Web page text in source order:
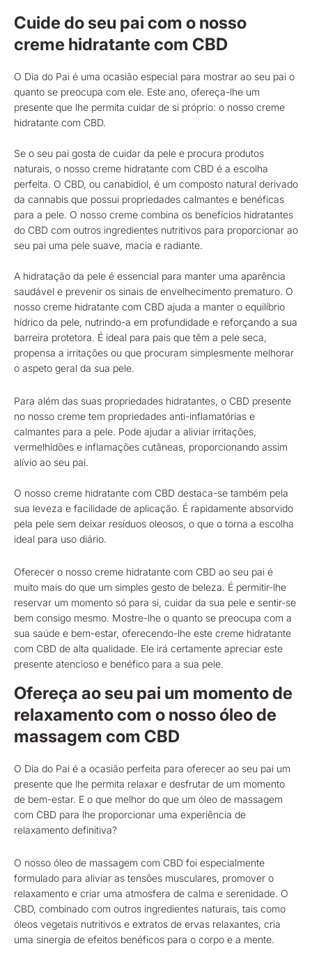
Cuide do seu pai com o nosso
creme hidratante com CBD
O Dia do Pai é uma ocasião especial para mostrar ao seu pai o
quanto se preocupa com ele. Este ano, ofereça-lhe um
presente que lhe permita cuidar de si próprio: o nosso creme
hidratante com CBD.
Se o seu pai gosta de cuidar da pele e procura produtos
naturais, o nosso creme hidratante com CBD é a escolha
perfeita. O CBD, ou canabidiol, é um composto natural derivado
da cannabis que possui propriedades calmantes e benéficas
para a pele. O nosso creme combina os benefícios hidratantes
do CBD com outros ingredientes nutritivos para proporcionar ao
seu pai uma pele suave, macia e radiante.
A hidratação da pele é essencial para manter uma aparência
saudável e prevenir os sinais de envelhecimento prematuro. O
nosso creme hidratante com CBD ajuda a manter o equilíbrio
hídrico da pele, nutrindo-a em profundidade e reforçando a sua
barreira protetora. É ideal para pais que têm a pele seca,
propensa a irritações ou que procuram simplesmente melhorar
o aspeto geral da sua pele.
Para além das suas propriedades hidratantes, o CBD presente
no nosso creme tem propriedades anti-inflamatórias e
calmantes para a pele. Pode ajudar a aliviar irritações,
vermelhidões e inflamações cutâneas, proporcionando assim
alívio ao seu pai.
O nosso creme hidratante com CBD destaca-se também pela
sua leveza e facilidade de aplicação. É rapidamente absorvido
pela pele sem deixar resíduos oleosos, o que o torna a escolha
ideal para uso diário.
Oferecer o nosso creme hidratante com CBD ao seu pai é
muito mais do que um simples gesto de beleza. É permitir-lhe
reservar um momento só para si, cuidar da sua pele e sentir-se
bem consigo mesmo. Mostre-lhe o quanto se preocupa com a
sua saúde e bem-estar, oferecendo-lhe este creme hidratante
com CBD de alta qualidade. Ele irá certamente apreciar este
presente atencioso e benéfico para a sua pele.
Ofereça ao seu pai um momento de
relaxamento com o nosso óleo de
massagem com CBD
O Dia do Pai é a ocasião perfeita para oferecer ao seu pai um
presente que lhe permita relaxar e desfrutar de um momento
de bem-estar. E o que melhor do que um óleo de massagem
com CBD para lhe proporcionar uma experiência de
relaxamento definitiva?
O nosso óleo de massagem com CBD foi especialmente
formulado para aliviar as tensões musculares, promover o
relaxamento e criar uma atmosfera de calma e serenidade. O
CBD, combinado com outros ingredientes naturais, tais como
óleos vegetais nutritivos e extratos de ervas relaxantes, cria
uma sinergia de efeitos benéficos para o corpo e a mente.